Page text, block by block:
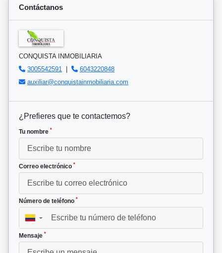
Contáctanos
CONQUISTA INMOBILIARIA
3005542591
|
6043220848
auxiliar@conquistainmobiliaria.com
¿Prefieres que te contactemos?
Tu nombre *
Correo electrónico *
Número de teléfono *
▼
Mensaje *